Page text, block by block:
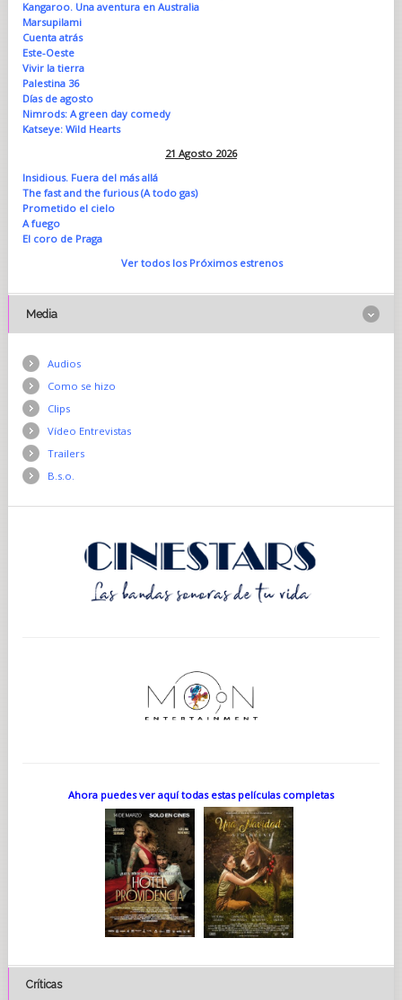
Kangaroo. Una aventura en Australia
Marsupilami
Cuenta atrás
Este-Oeste
Vivir la tierra
Palestina 36
Días de agosto
Nimrods: A green day comedy
Katseye: Wild Hearts
21 Agosto 2026
Insidious. Fuera del más allá
The fast and the furious (A todo gas)
Prometido el cielo
A fuego
El coro de Praga
Ver todos los Próximos estrenos
Media
Audios
Como se hizo
Clips
Vídeo Entrevistas
Trailers
B.s.o.
Ahora puedes ver aquí todas estas películas completas
Críticas